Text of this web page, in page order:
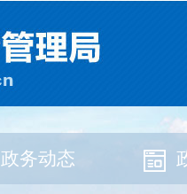
政务动态